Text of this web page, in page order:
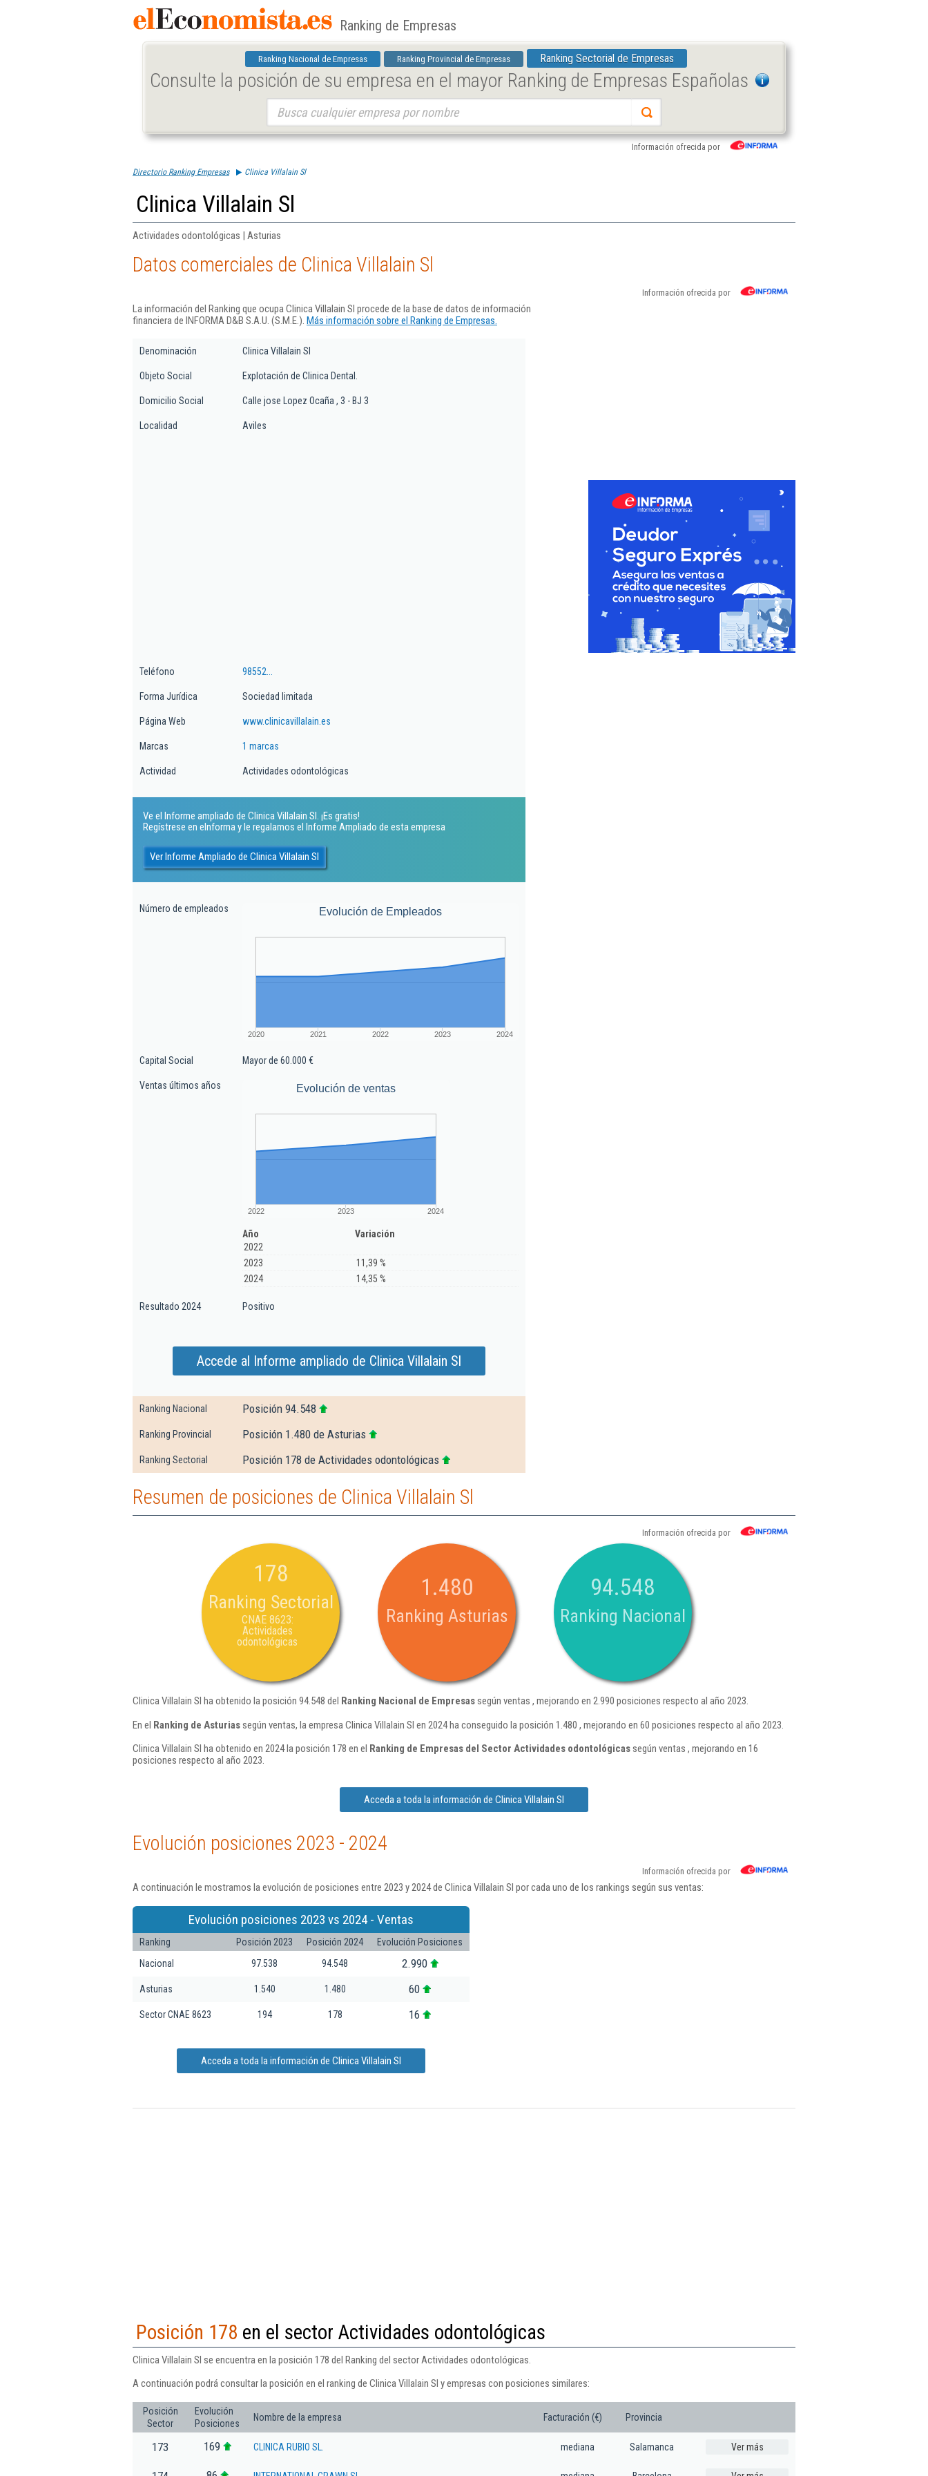
Ranking de Empresas
Ranking Nacional de Empresas Ranking Provincial de Empresas Ranking Sectorial de Empresas
Consulte la posición de su empresa en el mayor Ranking de Empresas Españolas
Información ofrecida por
Directorio Ranking Empresas Clinica Villalain Sl
Clinica Villalain Sl
Actividades odontológicas | Asturias
Datos comerciales de Clinica Villalain Sl
Información ofrecida por
La información del Ranking que ocupa Clinica Villalain Sl procede de la base de datos de información
financiera de INFORMA D&B S.A.U. (S.M.E.). Más información sobre el Ranking de Empresas.
Denominación Clinica Villalain Sl
Objeto Social Explotación de Clinica Dental.
Domicilio Social Calle jose Lopez Ocaña , 3 - BJ 3
Localidad Aviles
Teléfono 98552...
Forma Jurídica Sociedad limitada
Página Web www.clinicavillalain.es
Marcas 1 marcas
Actividad Actividades odontológicas
Ve el Informe ampliado de Clinica Villalain Sl. ¡Es gratis!
Regístrese en eInforma y le regalamos el Informe Ampliado de esta empresa
Ver Informe Ampliado de Clinica Villalain Sl
Número de empleados Evolución de Empleados
2020 2021 2022 2023 2024
Capital Social Mayor de 60.000 €
Ventas últimos años Evolución de ventas
2022 2023 2024
Año
Variación
2022
2023
11,39 %
2024
14,35 %
Resultado 2024 Positivo
Accede al Informe ampliado de Clinica Villalain Sl
Ranking Nacional Posición 94.548
Ranking Provincial Posición 1.480 de Asturias
Ranking Sectorial Posición 178 de Actividades odontológicas
Resumen de posiciones de Clinica Villalain Sl
Información ofrecida por
178
Ranking Sectorial
CNAE 8623:
Actividades
odontológicas
1.480
Ranking Asturias
94.548
Ranking Nacional
Clinica Villalain Sl ha obtenido la posición 94.548 del Ranking Nacional de Empresassegún ventas , mejorando en 2.990 posiciones respecto al año 2023.
En el Ranking de Asturiassegún ventas, la empresa Clinica Villalain Sl en 2024 ha conseguido la posición 1.480 , mejorando en 60 posiciones respecto al año 2023.
Clinica Villalain Sl ha obtenido en 2024 la posición 178 en el Ranking de Empresas del Sector Actividades odontológicassegún ventas , mejorando en 16
posiciones respecto al año 2023.
Acceda a toda la información de Clinica Villalain Sl
Evolución posiciones 2023 - 2024
Información ofrecida por
A continuación le mostramos la evolución de posiciones entre 2023 y 2024 de Clinica Villalain Sl por cada uno de los rankings según sus ventas:
Evolución posiciones 2023 vs 2024 - Ventas
Ranking Posición 2023 Posición 2024
Evolución Posiciones
Nacional
97.538 94.548 2.990
Asturias 1.540 1.480 60
Sector CNAE 8623 194 178 16
Acceda a toda la información de Clinica Villalain Sl
Posición 178 en el sector Actividades odontológicas
Clinica Villalain Sl se encuentra en la posición 178 del Ranking del sector Actividades odontológicas.
A continuación podrá consultar la posición en el ranking de Clinica Villalain Sl y empresas con posiciones similares:
Posición
Sector
Evolución
Posiciones
Nombre de la empresa Facturación (€) Provincia
173 169 CLINICA RUBIO SL. mediana Salamanca Ver más